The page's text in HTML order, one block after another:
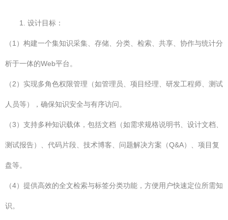
1. 设计目标：
（1）构建一个集知识采集、存储、分类、检索、共享、协作与统计分
析于一体的Web平台。
（2）实现多角色权限管理（如管理员、项目经理、研发工程师、测试
人员等），确保知识安全与有序访问。
（3）支持多种知识载体，包括文档（如需求规格说明书、设计文档、
测试报告）、代码片段、技术博客、问题解决方案（Q&A）、项目复
盘等。
（4）提供高效的全文检索与标签分类功能，方便用户快速定位所需知
识。